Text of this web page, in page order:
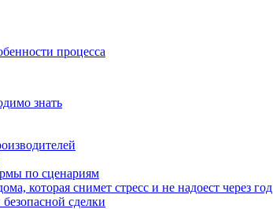
процесса
знать
по сценариям
которая снимет стресс и не надоест через год
сделки